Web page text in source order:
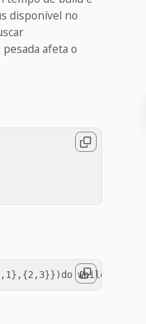
disponível no
afeta o